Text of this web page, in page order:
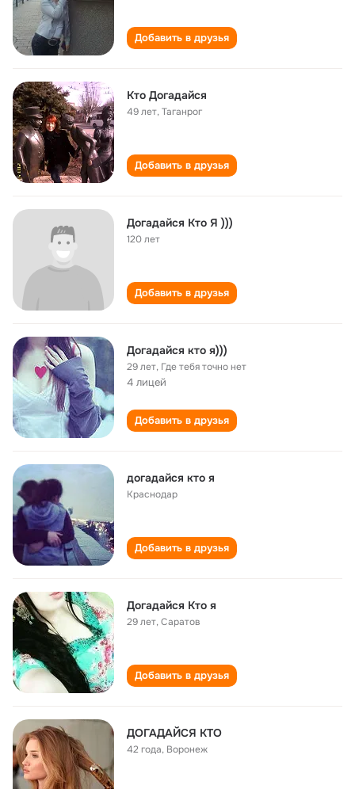
Добавить в друзья
Кто Догадайся
49 лет,Таганрог
Добавить в друзья
Догадайся Кто Я )))
120 лет
Добавить в друзья
Догадайся кто я)))
29 лет, Где тебя точно нет
4 лицей
Добавить в друзья
догадайся кто я
Краснодар
Добавить в друзья
Догадайся Кто я
29 лет,Саратов
Добавить в друзья
ДОГАДАЙСЯ КТО
42 года, Воронеж